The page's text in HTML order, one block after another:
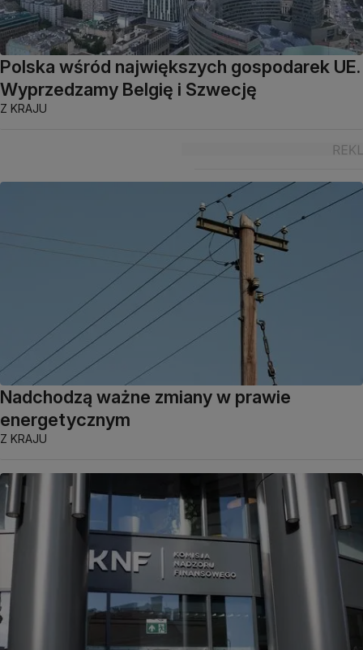
Polska wśród największych gospodarek UE.
Wyprzedzamy Belgię i Szwecję
Z KRAJU
Nadchodzą ważne zmiany w prawie
energetycznym
Z KRAJU